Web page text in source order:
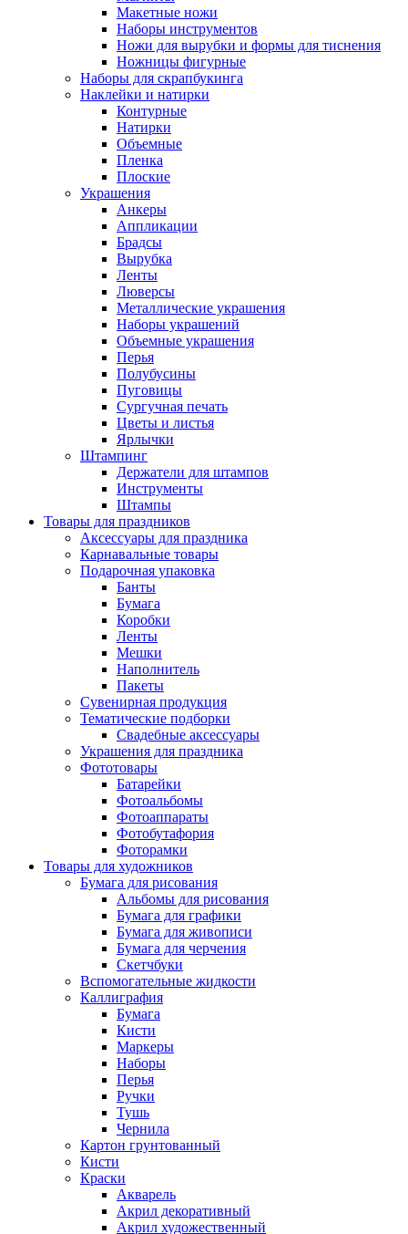
Макетные ножи
Наборы инструментов
Ножи для вырубки и формы для тиснения
Ножницы фигурные
Наборы для скрапбукинга
Наклейки и натирки
Контурные
Натирки
Объемные
Пленка
Плоские
Украшения
Анкеры
Аппликации
Брадсы
Вырубка
Ленты
Люверсы
Металлические украшения
Наборы украшений
Объемные украшения
Перья
Полубусины
Пуговицы
Сургучная печать
Цветы и листья
Ярлычки
Штампинг
Держатели для штампов
Инструменты
Штампы
Товары для праздников
Аксессуары для праздника
Карнавальные товары
Подарочная упаковка
Банты
Бумага
Коробки
Ленты
Мешки
Наполнитель
Пакеты
Сувенирная продукция
Тематические подборки
Свадебные аксессуары
Украшения для праздника
Фототовары
Батарейки
Фотоальбомы
Фотоаппараты
Фотобутафория
Фоторамки
Товары для художников
Бумага для рисования
Альбомы для рисования
Бумага для графики
Бумага для живописи
Бумага для черчения
Скетчбуки
Вспомогательные жидкости
Каллиграфия
Бумага
Кисти
Маркеры
Наборы
Перья
Ручки
Тушь
Чернила
Картон грунтованный
Кисти
Краски
Акварель
Акрил декоративный
Акрил художественный